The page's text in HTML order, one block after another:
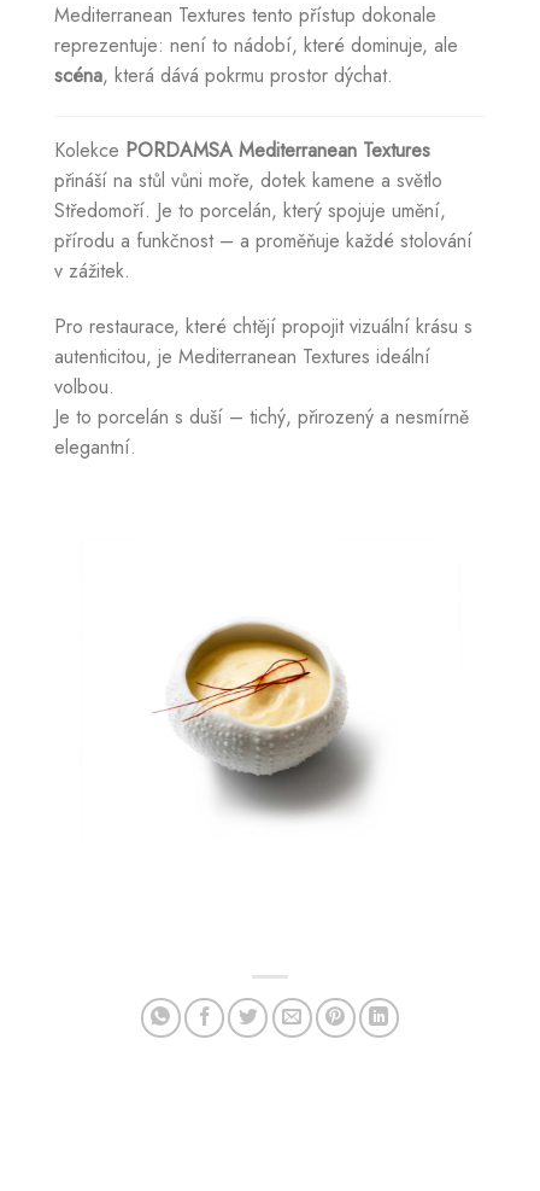
Mediterranean Textures tento přístup dokonale
reprezentuje: není to nádobí, které dominuje, ale
scéna, která dává pokrmu prostor dýchat.
Kolekce PORDAMSA Mediterranean Textures
přináší na stůl vůni moře, dotek kamene a světlo
Středomoří. Je to porcelán, který spojuje umění,
přírodu a funkčnost – a proměňuje každé stolování
v zážitek.
Pro restaurace, které chtějí propojit vizuální krásu s
autenticitou, je Mediterranean Textures ideální
volbou.
Je to porcelán s duší – tichý, přirozený a nesmírně
elegantní.